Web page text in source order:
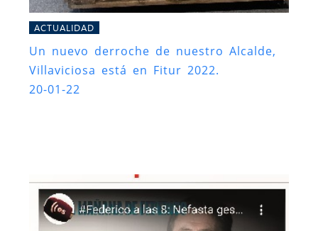
ACTUALIDAD
Un nuevo derroche de nuestro Alcalde,
Villaviciosa está en Fitur 2022.
20-01-22